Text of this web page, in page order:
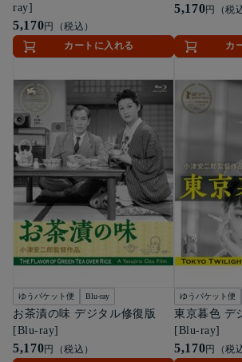
ray]
5,170円（税込）
カートに入れる
5,170円（税
カ
ゆうパケット便 Blu-ray
お茶漬の味 デジタル修復版
[Blu-ray]
5,170円（税込）
ゆうパケット便
東京暮色 デ
[Blu-ray]
5,170円（税